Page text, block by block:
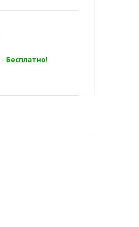
- Бесплатно!